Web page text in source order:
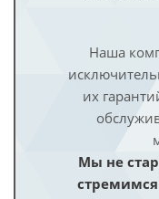
Наша
их
Мы не